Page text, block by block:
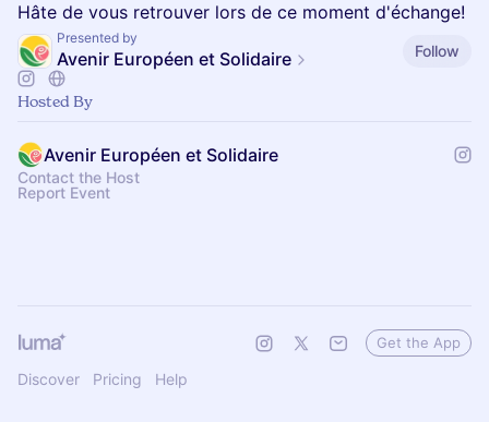
Hâte de vous retrouver lors de ce moment d'échange!
Presented by
Avenir Européen et Solidaire Follow
Hosted By
Avenir Européen et Solidaire
Contact the Host
Report Event
Discover Pricing Help
Get the App